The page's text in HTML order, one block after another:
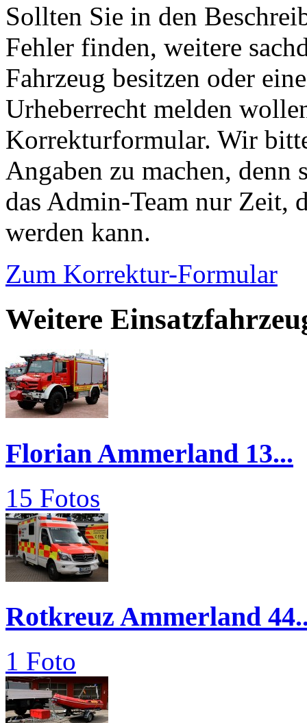
Sollten Sie in den
Fehler finden, weitere
Fahrzeug besitzen oder
Urheberrecht melden
Korrekturformular. Wir
Angaben zu machen,
das Admin-Team nur Zeit,
werden kann.
Zum Korrektur-Formular
Weitere
Florian Ammerland 13...
15 Fotos
Rotkreuz Ammerland
1 Foto